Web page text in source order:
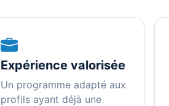
Expérience valorisée
Un programme adapté aux
profils ayant déjà une